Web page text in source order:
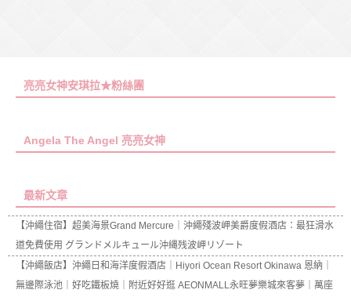
亮亮女神安琪拉★粉絲團
Angela The Angel 亮亮女神
最新文章
【沖繩住宿】超美海景Grand Mercure｜沖繩殘波岬美爵度假酒店：最狂滑水
道免費使用 グランドメルキュール沖縄残波岬リゾート
【沖繩飯店】沖繩日和海洋度假酒店｜Hiyori Ocean Resort Okinawa 恩納｜
無邊際泳池｜好吃鐵板燒｜附近好好逛 AEONMALL永旺夢樂城來客夢｜萬座